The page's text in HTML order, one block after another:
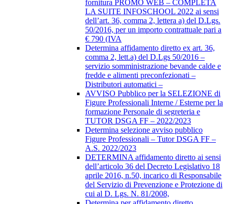
fornitura PROMO WEB – COMPLETA
LA SUITE INFOSCHOOL 2022 ai sensi
dell’art. 36, comma 2, lettera a) del D.Lgs.
50/2016, per un importo contrattuale pari a
€ 790 (IVA
Determina affidamento diretto ex art. 36,
comma 2, lett.a) del D.Lgs 50/2016 –
servizio somministrazione bevande calde e
fredde e alimenti preconfezionati –
Distributori automatici –
AVVISO Pubblico per la SELEZIONE di
Figure Professionali Interne / Esterne per la
formazione Personale di segreteria e
TUTOR DSGA FF – 2022/2023
Determina selezione avviso pubblico
Figure Professionali – Tutor DSGA FF –
A.S. 2022/2023
DETERMINA affidamento diretto ai sensi
dell’articolo 36 del Decreto Legislativo 18
aprile 2016, n.50, incarico di Responsabile
del Servizio di Prevenzione e Protezione di
cui al D. Lgs. N. 81/2008,